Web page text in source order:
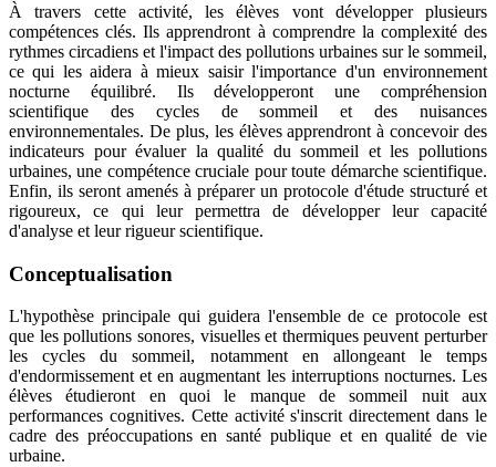
À travers cette activité, les élèves vont développer plusieurs
compétences clés. Ils apprendront à comprendre la complexité des
rythmes circadiens et l'impact des pollutions urbaines sur le sommeil,
ce qui les aidera à mieux saisir l'importance d'un environnement
nocturne équilibré. Ils développeront une compréhension
scientifique des cycles de sommeil et des nuisances
environnementales. De plus, les élèves apprendront à concevoir des
indicateurs pour évaluer la qualité du sommeil et les pollutions
urbaines, une compétence cruciale pour toute démarche scientifique.
Enfin, ils seront amenés à préparer un protocole d'étude structuré et
rigoureux, ce qui leur permettra de développer leur capacité
d'analyse et leur rigueur scientifique.
Conceptualisation
L'hypothèse principale qui guidera l'ensemble de ce protocole est
que les pollutions sonores, visuelles et thermiques peuvent perturber
les cycles du sommeil, notamment en allongeant le temps
d'endormissement et en augmentant les interruptions nocturnes. Les
élèves étudieront en quoi le manque de sommeil nuit aux
performances cognitives. Cette activité s'inscrit directement dans le
cadre des préoccupations en santé publique et en qualité de vie
urbaine.